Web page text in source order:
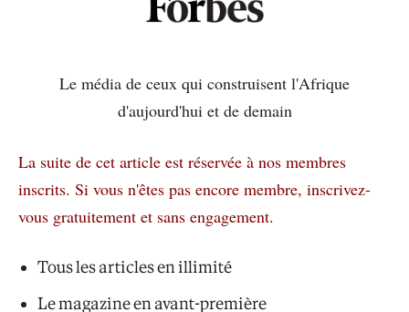
Le média de ceux qui construisent l'Afrique
d'aujourd'hui et de demain
La suite de cet article est réservée à nos membres
inscrits. Si vous n'êtes pas encore membre, inscrivez-
vous gratuitement et sans engagement.
Tous les articles en illimité
Le magazine en avant-première